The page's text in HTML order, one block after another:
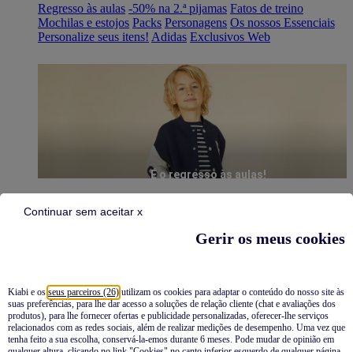
Gerir os meus cookies
Kiabi e os seus parceiros (26) utilizam os cookies para adaptar o conteúdo do nosso site às
suas preferências, para lhe dar acesso a soluções de relação cliente (chat e avaliações dos
produtos), para lhe fornecer ofertas e publicidade personalizadas, oferecer-lhe serviços
relacionados com as redes sociais, além de realizar medições de desempenho. Uma vez que
tenha feito a sua escolha, conservá-la-emos durante 6 meses. Pode mudar de opinião em
Continuar sem aceitar x
Regresso às aulas -50% na 2.ª pijamas Fatos de treino
Mochilas e estojos Packs Personagens Os nossos Essenciais
Personalize seus itens! Adidas Exclusivos Web
É o regresso às aulas!
Pijamas
Novidades